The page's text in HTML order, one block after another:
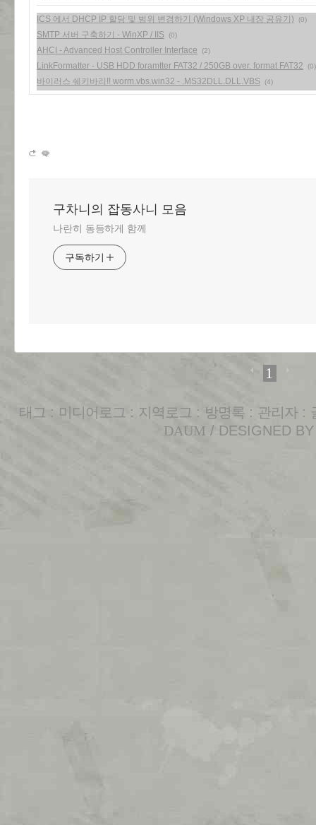
ICS 에서 DHCP IP 할당 및 범위 변경하기 (Windows XP 내장 공유기) (0)
SMTP 서버 구축하기 - WinXP / IIS (0)
AHCI - Advanced Host Controller Interface (2)
LinkFormatter - USB HDD foramtter FAT32 / 250GB over. format FAT32 (0)
바이러스 쉐키바리!! worm.vbs.win32 - .MS32DLL.DLL.VBS (4)
구차니의 잡동사니 모음
나란히 동등하게 함께
구독하기
1
태그 : 미디어로그 : 지역로그 : 방명록 : 관리자 :
DAUM / DESIGNED